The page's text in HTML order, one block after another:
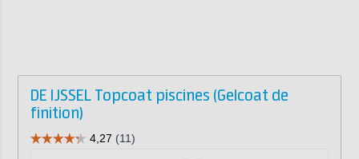
DE IJSSEL Topcoat piscines (Gelcoat de
finition)